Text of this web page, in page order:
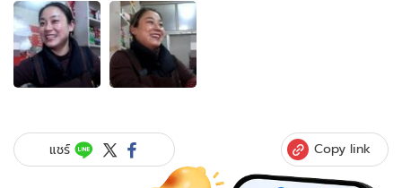
อัลบั้ม
ภาพ
2
ภาพ
ของ
สุข
แบบ
แชร์ Copy link